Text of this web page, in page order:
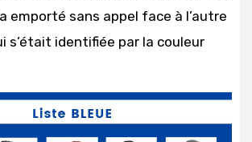
emporté sans appel face à l’autre
s’était identifiée par la couleur